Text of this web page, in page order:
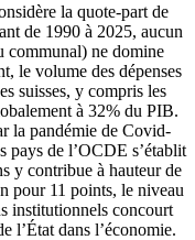
la quote-part de
de 1990 à 2025, aucun
communal) ne domine
le volume des dépenses
suisses, y compris les
à 32% du PIB.
la pandémie de Covid-
pays de l’OCDE s’établit
y contribue à hauteur de
pour 11 points, le niveau
institutionnels concourt
l’État dans l’économie.